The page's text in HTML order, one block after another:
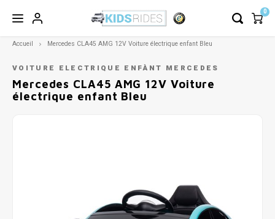
0
Accueil Mercedes CLA45 AMG 12V Voiture électrique enfant Bleu
VOITURE ELECTRIQUE ENFÀNT MERCEDES
Mercedes CLA45 AMG 12V Voiture
électrique enfant Bleu